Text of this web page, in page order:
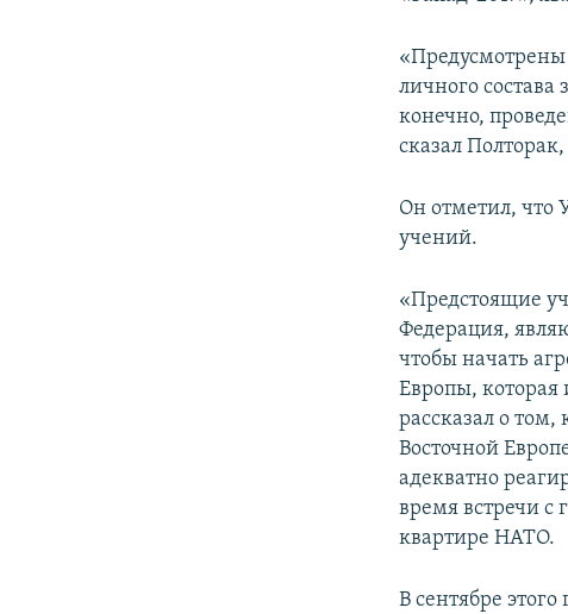
личного состава
конечно,
сказал
Он отметил, что
учений.
«Предстоящие
Федерация,
чтобы начать
Европы,
рассказал о
Восточной
адекватно
время встречи с
квартире НАТО.
В сентябре